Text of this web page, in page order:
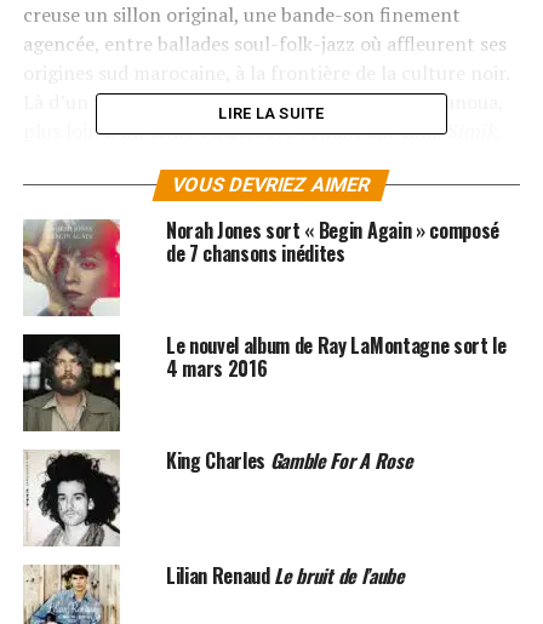
creuse un sillon original, une bande-son finement
agencée, entre ballades soul-folk-jazz où affleurent ses
Là d’un trait de bendir, ici d’une ligne de basse ganoua,
plus loin d’un texte en berbère comme surImik Simik
Petit à petit, cette touche-à-tous avec les instruments
s’est construite, sans faire de bruit, à l’ombre de
l’éphémère gloire, plus près de l’authenticité. Celle dont
parle ses textes, des histoires « d’amour, toujours » mais
aussi la vie des gens, « tout simplement ».
LIRE LA SUITE
VOUS DEVRIEZ AIMER
Norah Jones sort « Begin Again » composé
de 7 chansons inédites
Le nouvel album de Ray LaMontagne sort le
4 mars 2016
King Charles Gamble For A Rose
Lilian RenaudLe bruit de l’aube